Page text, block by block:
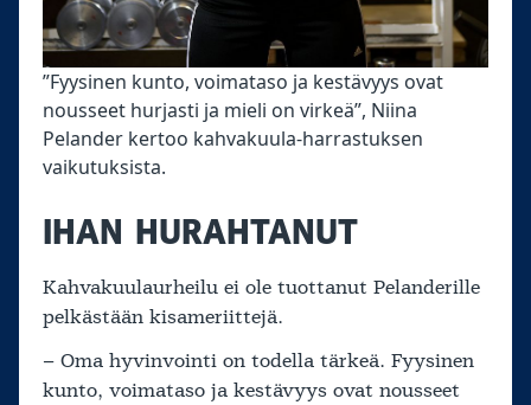
”Fyysinen kunto, voimataso ja kestävyys ovat
nousseet hurjasti ja mieli on virkeä”, Niina
Pelander kertoo kahvakuula-harrastuksen
vaikutuksista.
IHAN HURAHTANUT
Kahvakuulaurheilu ei ole tuottanut Pelanderille
pelkästään kisameriittejä.
– Oma hyvinvointi on todella tärkeä. Fyysinen
kunto, voimataso ja kestävyys ovat nousseet